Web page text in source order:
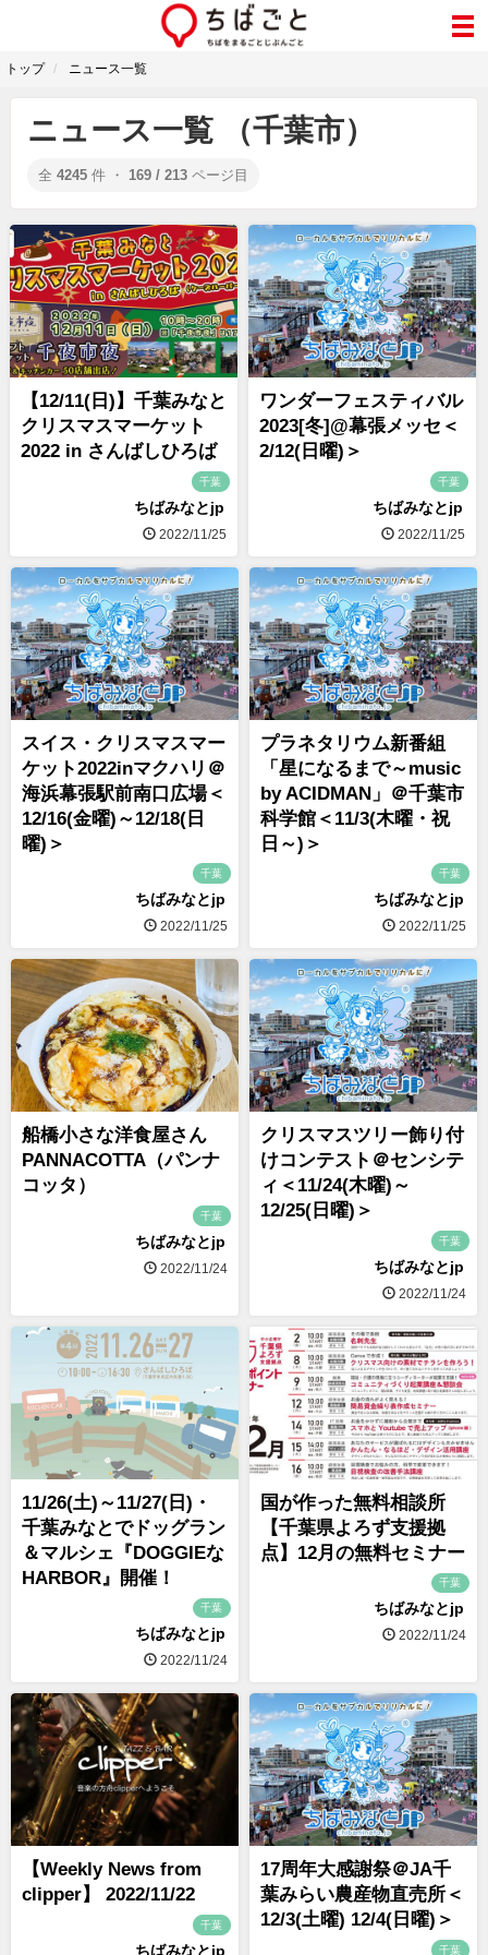
トップ ニュース一覧
ニュース一覧 （千葉市）
全 4245 件 ・ 169 / 213 ページ目
【12/11(日)】千葉みなと
クリスマスマーケット
2022 in さんばしひろば
千葉
ちばみなとjp
2022/11/25
ワンダーフェスティバル
2023[冬]@幕張メッセ＜
2/12(日曜)＞
千葉
ちばみなとjp
2022/11/25
スイス・クリスマスマー
ケット2022inマクハリ＠
海浜幕張駅前南口広場＜
12/16(金曜)～12/18(日
曜)＞
千葉
ちばみなとjp
2022/11/25
プラネタリウム新番組
「星になるまで～music
by ACIDMAN」＠千葉市
科学館＜11/3(木曜・祝
日～)＞
千葉
ちばみなとjp
2022/11/25
船橋小さな洋食屋さん
PANNACOTTA（パンナ
コッタ）
千葉
ちばみなとjp
2022/11/24
クリスマスツリー飾り付
けコンテスト＠センシテ
ィ＜11/24(木曜)～
12/25(日曜)＞
千葉
ちばみなとjp
2022/11/24
11/26(土)～11/27(日)・
千葉みなとでドッグラン
＆マルシェ『DOGGIEな
HARBOR』開催！
千葉
ちばみなとjp
2022/11/24
国が作った無料相談所
【千葉県よろず支援拠
点】12月の無料セミナー
千葉
ちばみなとjp
2022/11/24
【Weekly News from
clipper】 2022/11/22
千葉
ちばみなとjp
17周年大感謝祭＠JA千
葉みらい農産物直売所＜
12/3(土曜) 12/4(日曜)＞
千葉